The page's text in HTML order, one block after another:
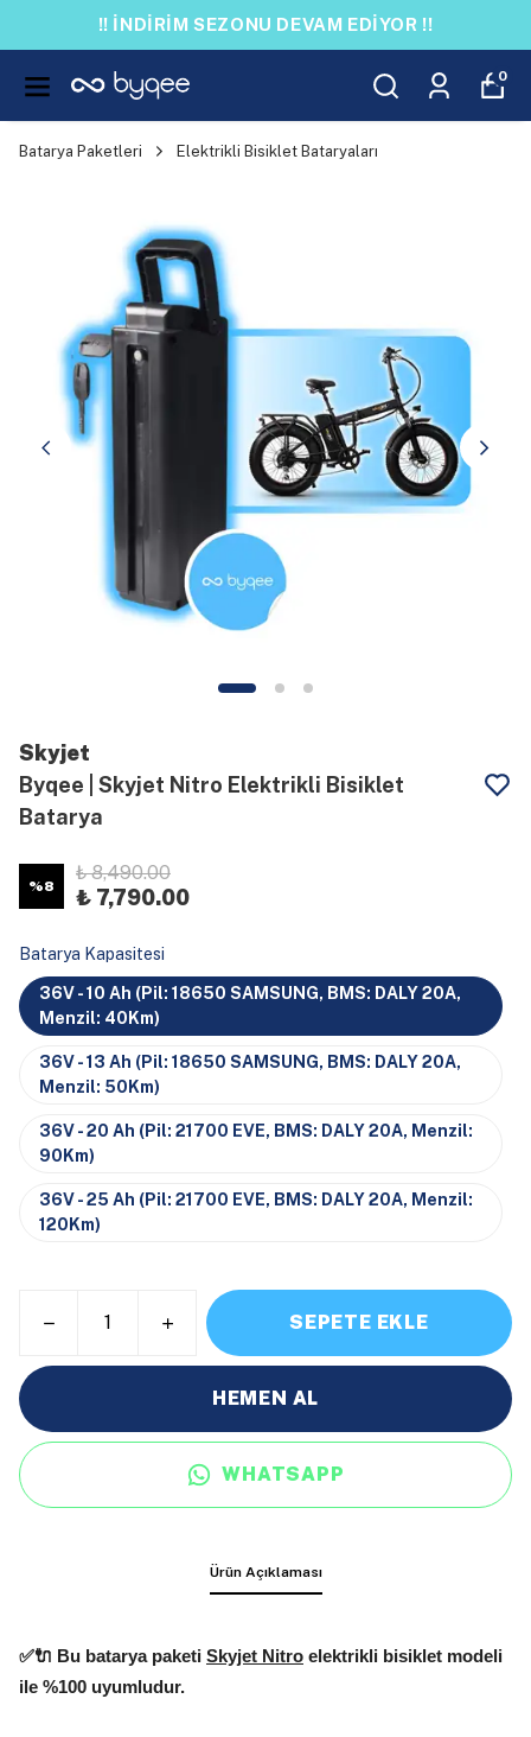
!! İNDİRİM SEZONU DEVAM EDİYOR !!
0
Batarya Paketleri Elektrikli Bisiklet Bataryaları
Skyjet
Byqee | Skyjet Nitro Elektrikli Bisiklet
Batarya
%8
₺ 8,490.00
₺ 7,790.00
Batarya Kapasitesi
36V - 10 Ah (Pil: 18650 SAMSUNG, BMS: DALY 20A,
Menzil: 40Km)
36V - 13 Ah (Pil: 18650 SAMSUNG, BMS: DALY 20A,
Menzil: 50Km)
36V - 20 Ah (Pil: 21700 EVE, BMS: DALY 20A, Menzil:
90Km)
36V - 25 Ah (Pil: 21700 EVE, BMS: DALY 20A, Menzil:
120Km)
SEPETE EKLE
HEMEN AL
WHATSAPP
Ürün Açıklaması
✅🔌 Bu batarya paketi Skyjet Nitro elektrikli bisiklet modeli
ile %100 uyumludur.